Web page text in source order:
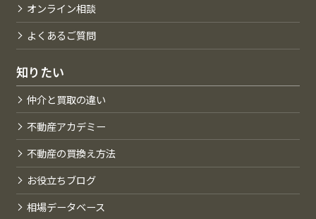
オンライン相談
よくあるご質問
知りたい
仲介と買取の違い
不動産アカデミー
不動産の買換え方法
お役立ちブログ
相場データベース